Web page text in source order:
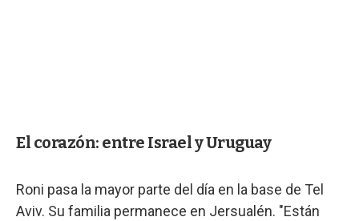
El corazón: entre Israel y Uruguay
Roni pasa la mayor parte del día en la base de Tel
Aviv. Su familia permanece en Jersualén. "Están